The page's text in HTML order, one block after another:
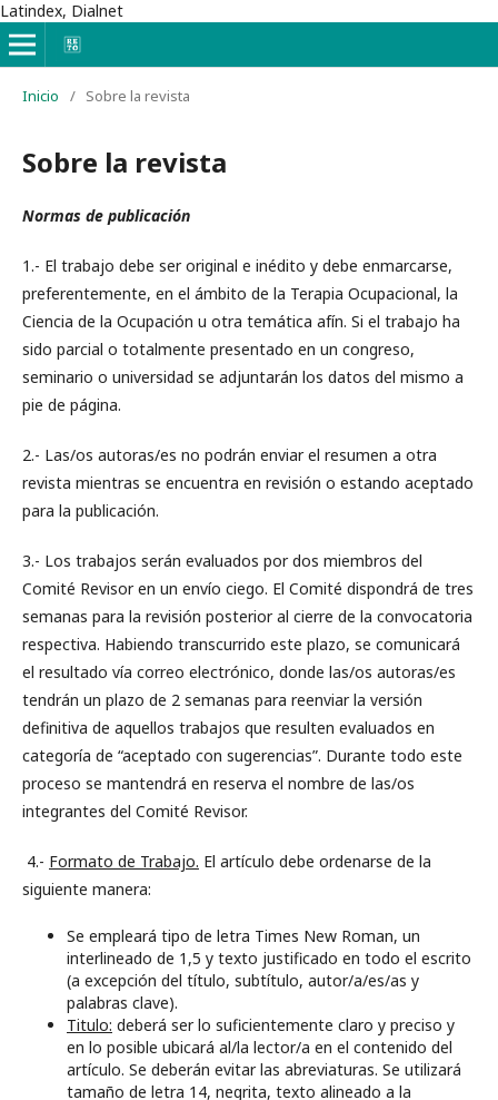
Latindex, Dialnet
Inicio / Sobre la revista
Sobre la revista
Normas de publicación
1.- El trabajo debe ser original e inédito y debe enmarcarse,
preferentemente, en el ámbito de la Terapia Ocupacional, la
Ciencia de la Ocupación u otra temática afín. Si el trabajo ha
sido parcial o totalmente presentado en un congreso,
seminario o universidad se adjuntarán los datos del mismo a
pie de página.
2.- Las/os autoras/es no podrán enviar el resumen a otra
revista mientras se encuentra en revisión o estando aceptado
para la publicación.
3.- Los trabajos serán evaluados por dos miembros del
Comité Revisor en un envío ciego. El Comité dispondrá de tres
semanas para la revisión posterior al cierre de la convocatoria
respectiva. Habiendo transcurrido este plazo, se comunicará
el resultado vía correo electrónico, donde las/os autoras/es
tendrán un plazo de 2 semanas para reenviar la versión
definitiva de aquellos trabajos que resulten evaluados en
categoría de “aceptado con sugerencias”. Durante todo este
proceso se mantendrá en reserva el nombre de las/os
integrantes del Comité Revisor.
4.- Formato de Trabajo. El artículo debe ordenarse de la
siguiente manera:
Se empleará tipo de letra Times New Roman, un
interlineado de 1,5 y texto justificado en todo el escrito
(a excepción del título, subtítulo, autor/a/es/as y
palabras clave).
Titulo: deberá ser lo suficientemente claro y preciso y
en lo posible ubicará al/la lector/a en el contenido del
artículo. Se deberán evitar las abreviaturas. Se utilizará
tamaño de letra 14, negrita, texto alineado a la